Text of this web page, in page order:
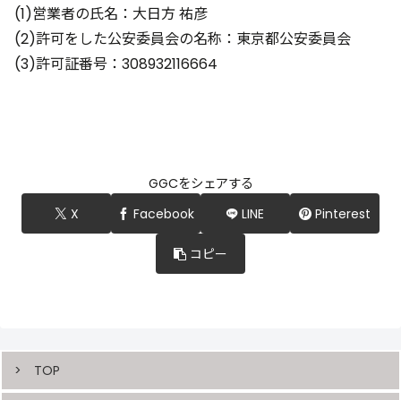
(1)営業者の氏名：大日方 祐彦
(2)許可をした公安委員会の名称：東京都公安委員会
(3)許可証番号：308932116664
GGCをシェアする
X
Facebook LINE Pinterest
コピー
TOP